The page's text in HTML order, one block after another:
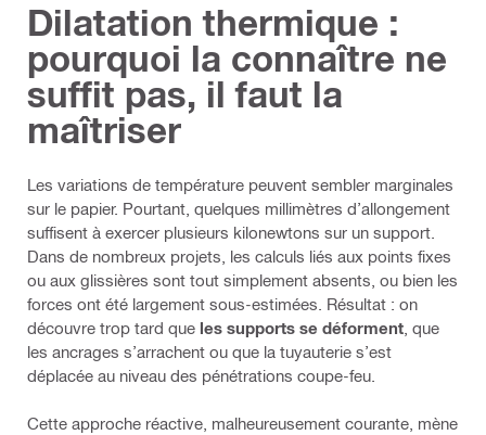
Dilatation thermique :
pourquoi la connaître ne
suffit pas, il faut la
maîtriser
Les variations de température peuvent sembler marginales
sur le papier. Pourtant, quelques millimètres d’allongement
suffisent à exercer plusieurs kilonewtons sur un support.
Dans de nombreux projets, les calculs liés aux points fixes
ou aux glissières sont tout simplement absents, ou bien les
forces ont été largement sous-estimées. Résultat : on
découvre trop tard que les supports se déforment , que
les ancrages s’arrachent ou que la tuyauterie s’est
déplacée au niveau des pénétrations coupe-feu.
Cette approche réactive, malheureusement courante, mène